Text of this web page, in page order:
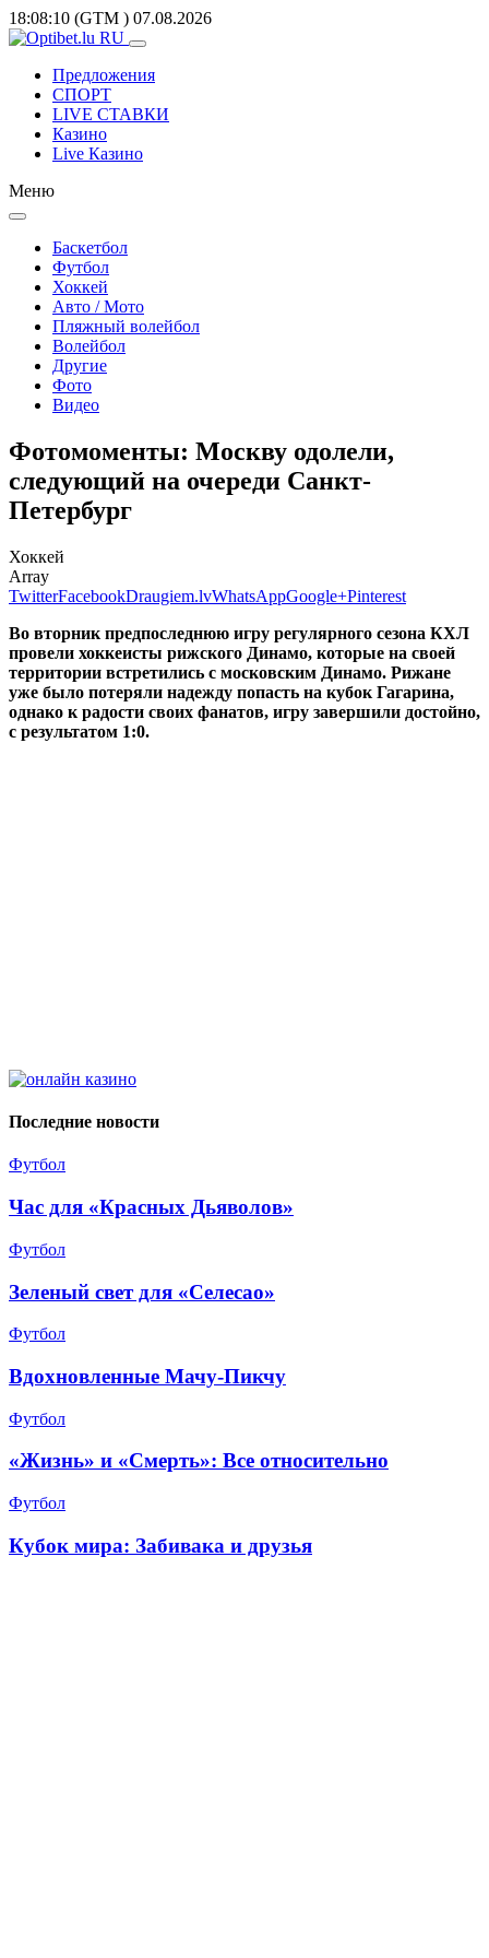
18:08:10 (GTM ) 07.08.2026
Предложения
СПОРТ
LIVE СТАВКИ
Казино
Live Казино
Меню
Баскетбол
Футбол
Хоккей
Авто / Мото
Пляжный волейбол
Волейбол
Другие
Фото
Видео
Фотомоменты: Москву одолели,
следующий на очереди Санкт-
Петербург
Хоккей
Array
TwitterFacebookDraugiem.lvWhatsAppGoogle+Pinterest
Во вторник предпоследнюю игру регулярного сезона КХЛ
провели хоккеисты рижского Динамо, которые на своей
территории встретились с московским Динамо. Рижане
уже было потеряли надежду попасть на кубок Гагарина,
однако к радости своих фанатов, игру завершили достойно,
с результатом 1:0.
Последние новости
Футбол
Час для «Красных Дьяволов»
Футбол
Зеленый свет для «Селесао»
Футбол
Вдохновленные Мачу-Пикчу
Футбол
«Жизнь» и «Смерть»: Все относительно
Футбол
Кубок мира: Забивака и друзья